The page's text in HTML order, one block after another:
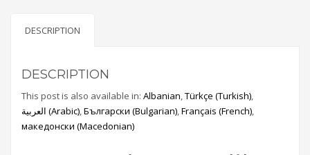
DESCRIPTION
DESCRIPTION
This post is also available in: Albanian Türkçe (Turkish)
العربية (Arabic) Български (Bulgarian) Français (French)
македонски (Macedonian)